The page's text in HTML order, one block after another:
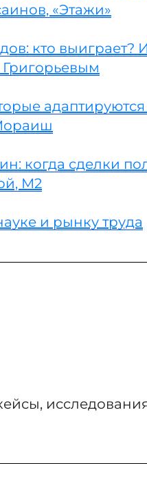
«Этажи»
кто выиграет?
когда сделки
М2
и рынку труда